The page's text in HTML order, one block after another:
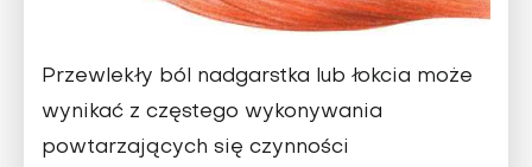
Przewlekły ból nadgarstka lub łokcia może
wynikać z częstego wykonywania
powtarzających się czynności